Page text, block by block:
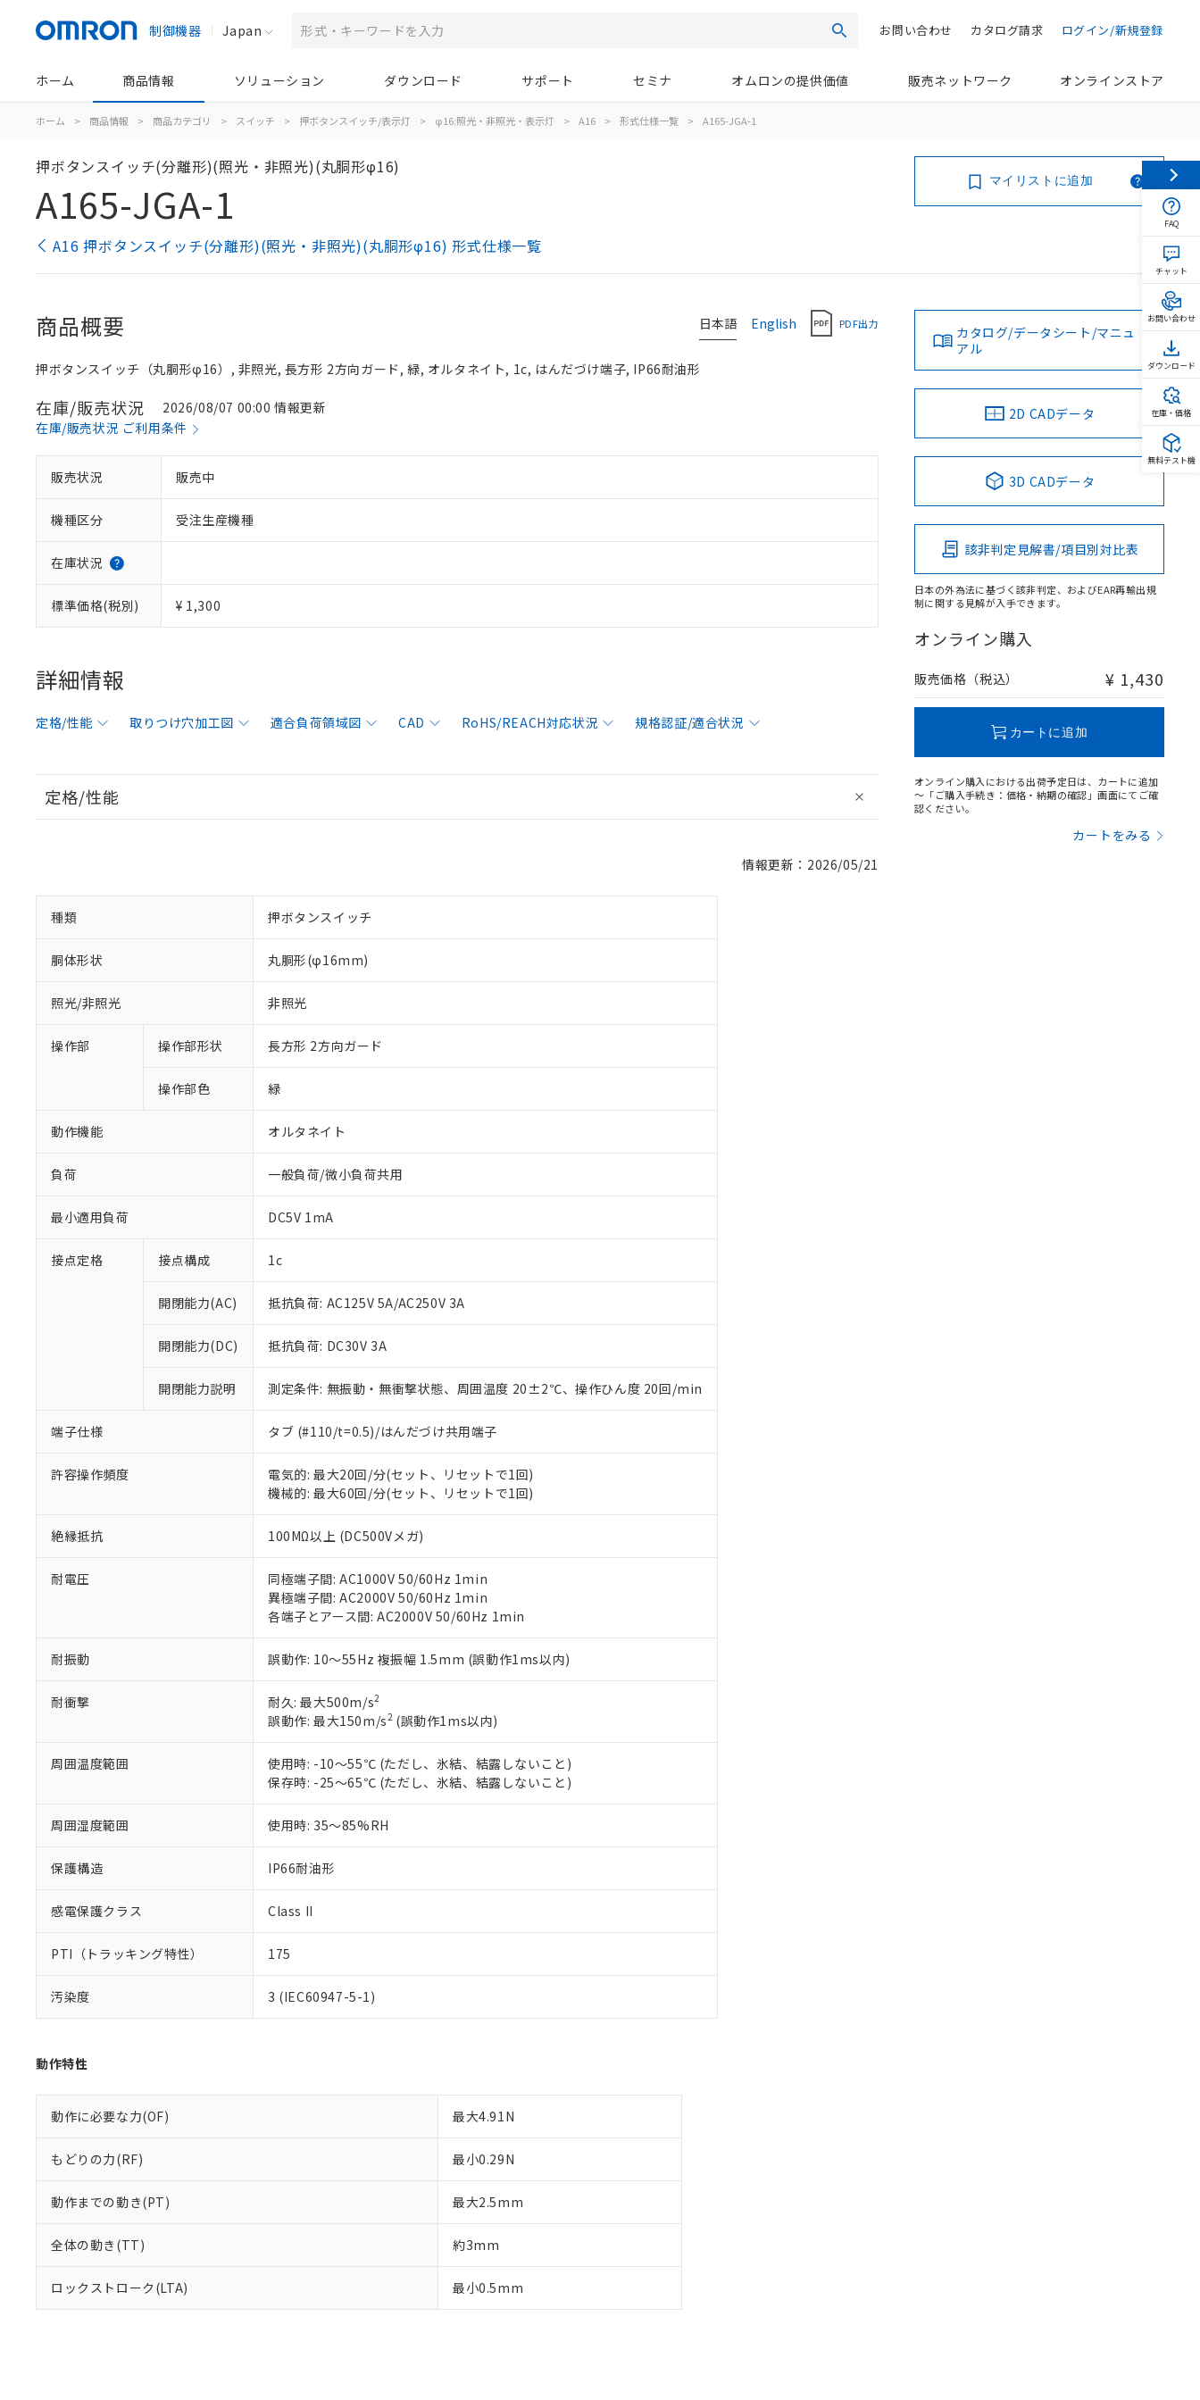
制御機器 Japan 検索 ログイン/新規登録
カタログ請求
お問い合わせ
ホーム 商品情報 ソリューション ダウンロード サポート セミナ オムロンの提供価値 販売ネットワーク オンラインストア
ホーム > 商品情報 > 商品カテゴリ > スイッチ > 押ボタンスイッチ/表示灯 > φ16:照光・非照光・表示灯 > A16 > 形式仕様一覧 > A165-JGA-1
押ボタンスイッチ(分離形)(照光・非照光)(丸胴形φ16)
A165-JGA-1
A16 押ボタンスイッチ(分離形)(照光・非照光)(丸胴形φ16) 形式仕様一覧
マイリストに追加
日本語 English PDF出力
商品概要
押ボタンスイッチ（丸胴形φ16）, 非照光, 長方形 2方向ガード, 緑, オルタネイト, 1c, はんだづけ端子, IP66耐油形
在庫/販売状況
2026/08/07 00:00 情報更新
在庫/販売状況 ご利用条件
販売状況 販売中
機種区分 受注生産機種
在庫状況
標準価格(税別) ¥ 1,300
詳細情報
定格/性能 取りつけ穴加工図 適合負荷領域図 CAD RoHS/REACH対応状況 規格認証/適合状況
定格/性能
情報更新：2026/05/21
種類 押ボタンスイッチ
胴体形状 丸胴形(φ16mm)
照光/非照光 非照光
操作部 操作部形状 長方形 2方向ガード
操作部色 緑
動作機能 オルタネイト
負荷 一般負荷/微小負荷共用
最小適用負荷 DC5V 1mA
接点定格 接点構成 1c
開閉能力(AC) 抵抗負荷: AC125V 5A/AC250V 3A
開閉能力(DC) 抵抗負荷: DC30V 3A
開閉能力説明 測定条件: 無振動・無衝撃状態、周囲温度 20±2℃、操作ひん度 20回/min
端子仕様 タブ (#110/t=0.5)/はんだづけ共用端子
許容操作頻度
電気的: 最大20回/分(セット、リセットで1回)
機械的: 最大60回/分(セット、リセットで1回)
絶縁抵抗 100MΩ以上 (DC500Vメガ)
耐電圧
同極端子間: AC1000V 50/60Hz 1min
異極端子間: AC2000V 50/60Hz 1min
各端子とアース間: AC2000V 50/60Hz 1min
耐振動 誤動作: 10～55Hz 複振幅 1.5mm (誤動作1ms以内)
耐衝撃 耐久: 最大500m/s2
誤動作: 最大150m/s2(誤動作1ms以内)
周囲温度範囲
使用時: -10～55℃ (ただし、氷結、結露しないこと)
保存時: -25～65℃ (ただし、氷結、結露しないこと)
周囲湿度範囲 使用時: 35～85%RH
保護構造 IP66耐油形
感電保護クラス Class II
PTI（トラッキング特性） 175
汚染度 3 (IEC60947-5-1)
動作特性
動作に必要な力(OF) 最大4.91N
もどりの力(RF) 最小0.29N
動作までの動き(PT) 最大2.5mm
全体の動き(TT) 約3mm
ロックストローク(LTA) 最小0.5mm
カタログ/データシート/マニュ
アル
2D CADデータ
3D CADデータ
該非判定見解書/項目別対比表
日本の外為法に基づく該非判定、およびEAR再輸出規
制に関する見解が入手できます。
オンライン購入
販売価格（税込） ¥ 1,430
カートに追加
オンライン購入における出荷予定日は、カートに追加
～「ご購入手続き：価格・納期の確認」画面にてご確
認ください。
カートをみる
ご利用条件
以下の条件をお読みいただき、同意のうえご利用ください。
本サービスは、当社制御機器事業取扱商品の当社在庫状況および標準価格(税抜)を提供させていただ
当社制御機器事業取扱商品の中には、本サービスの対象外となる商品もあることをご了承ください。
在庫状況および標準価格照会結果は、記載している更新日時点での社内データに基づき作成されるも
のであり、閲覧された時点での実際の在庫および標準価格とは異なる場合があることをご了承くださ
い。
正式な納期状況および標準価格はお客様のお取引先、またはお客様担当のオムロン制御機器販売店・
当社販売員にご相談ください。
オムロン制御機器販売店や当社販売拠点は「
在庫状況および標準価格結果を当社の事前の承諾なく第三者に漏洩または開示しないようお願いしま
マイパーツ機能（部品リスト作成サービス）をご利用いただくには、I-Webメンバーズにご登録され
ている必要があります。
お客様が当ウェブサイト上で当社にご登録された部品リストについて、当社および当社の共同利用者
が、当社の製品・サービスに関するお客様との取引・商談に必要な範囲で利用することをご了承くだ
さい。
※当社の共同利用者とは、"個人情報の共同利用に関して"
の「1.共同利用者の範囲」に記載されて
いる法人を指します。
対応済み：EU RoHS指令（10物質）の非含有に対応した製品が提供可能な商品です。
対応予定なし：EU RoHS指令（10物質）の非含有に非対応の商品で、対応品を出す予定はありません。
調査・確認中：EU RoHS指令（10物質）の非含有の対応状況を調査中または確認中の商品です。
非該当品：ライセンス料など無形物で、有害物質有無と関係のない商品です。
仕入先様の事情により、非含有部品としていたものが、含有品と判明した場合などやむを得ず変更すること
があります。
*EU RoHS指令（10物質）：
鉛(Pb) 1000ppm以下、 水銀(Hg) 1000ppm以下、 カドミウム(Cd) 100ppm以下、
六価クロム(Cr(Ⅵ)) 1000ppm以下、ポリ臭化ビフェニル類(PBB) 1000ppm以下、ポリ臭化ジフェニルエーテル類(PBDE) 1000ppm以下、
フタル酸ビス(2-エチルヘキシル) (DEHP)(別名：DOP) 1000ppm以下、フタル酸ブチルベンジル（BBP） 1000ppm以下、フタル酸ジブチ
ル（DBP） 1000ppm以下、フタル酸ジイソブチル (DIBP) 1000ppm以下
但し、RoHS指令で産業用監視および制御機器に対する適用除外項目は除く。
フタル酸エステル類の４物質については閾値を超える意図的な使用がないことを確認しています。
※2 対応予定月
部品在庫の切り替え状況などにより、予定月が前後することがあります。
※3 非含有証明書ダウンロード
下記の非含有証明書をダウンロードすることができます。
EU RoHS指令（10物質）の非含有証明書
51物質の非含有証明書（当社基準）
※本証明書は発行日時点で非含有を証明するもので、過去に遡って非含有を証明するものではありません。
既に当社にて対応品への在庫切替を完了していることから、特段のことがない限り、2022年1月12日よ
り割愛しております。
※1 中国RoHS○×表
「×」：最大均質材料含有率が中国RoHSの基準値を超えていることを示します。
「－」：未確認です。当社販売部門へお問い合わせください。
*中国RoHS10物質の基準値 (GB/T26572)：
Pb(鉛) :1000ppm、 Hg(水銀) : 1000ppm、 Cd(カドミウム) : 100ppm、
Cr(Ⅵ)(六価クロム) : 1000ppm、 PBBs(ポリ臭化ビフェニル類) : 1000ppm、 PBDEs(ポリ臭化ジフェニルエーテル類) : 1000ppm、
DBP(フタル酸ジブチル) : 1000ppm、 DIBP(フタル酸ジイソブチル) : 1000ppm、 BBP(フタル酸ブチルベンジル) : 1000ppm、
DEHP(フタル酸ビス(2-エチルヘキシル)) : 1000ppm
※2 環境保護使用期限
「ｅ」：有害物質（10物質）のすべてが基準値以下であることを示します。
「10」：通常の使用状況下において有害物質が外部に漏えいし、環境に深刻な影響を及ぼさない年数を意
味します。
当社は、これら貴社製品のうち、外国為替および外国貿易法に定める商品（以下｢規制貨物等」とい
などの必要な手続きをとります。
当社は規制貨物を破棄する場合は、完全に破砕するなど、違法に輸出されないよう必要な手段を講じ
ます。
当社は貴社製品を、核兵器、ミサイル、化学兵器、生物兵器またはその他武器並びにこれらの製造装
置等に一切使用いたしません。
当社は、貴社製品を第三者に販売する場合は、上記1、2および3の内容を当該第三者に通知します。
また当社は、販売先および販売に係わる関係者が違法に輸出するおそれがある場合は、取り引きをい
たしません。
記
号
説明
○ 一定数以上の在庫あり
△ 一定数には満たないが在庫あり
－
在庫なし(最新の在庫状況については、お客様のお取引先、またはお客様担当のオムロン制御
機器販売店・当社販売員にご確認ください)
空
白
受注生産機種、また在庫状況の情報を公開していない機種
FAQ
チャット
お問い合わせ
ダウンロード
在庫・価格
無料テスト機